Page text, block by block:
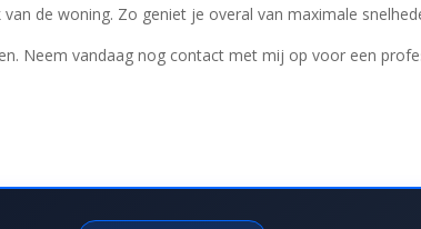
de woning. Zo geniet je overal van maximale
Neem vandaag nog contact met mij op voor een